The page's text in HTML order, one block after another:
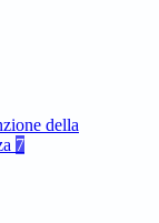
della
7